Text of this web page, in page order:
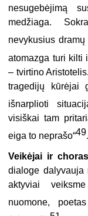
nesugebėjimą
medžiaga.
nevykusius
atomazga turi kilti
– tvirtino
tragedijų kūrėjai
išnarplioti
visiškai tam
eiga to neprašo“49.
Veikėjai ir
dialoge
aktyviai
nuomone,